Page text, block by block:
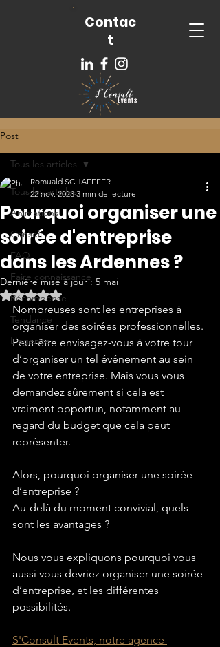
Contac
t
Post
Tous les articles
Animations
Conseil
FAQ
Faire connaissance
Récompense
Tendance
L'agence
Tous les articles
Pourquoi organiser une
soirée d'entreprise
dans les Ardennes ?
Romuald SCHAEFFER
22 nov. 2023 3 min de lecture
Dernière mise à jour : 5 mai
Noté NaN étoiles sur 5.
Nombreuses sont les entreprises à
organiser des soirées professionnelles.
Peut-être envisagez-vous à votre tour
d’organiser un tel événement au sein
de votre entreprise. Mais vous vous
demandez sûrement si cela est
vraiment opportun, notamment au
regard du budget que cela peut
représenter.
Alors, pourquoi organiser une soirée
d’entreprise ?
Au-delà du moment convivial, quels
sont les avantages ?
Nous vous expliquons pourquoi vous
aussi vous devriez organiser une soirée
d’entreprise, et les différentes
possibilités.
S'Consult Events, notre agence